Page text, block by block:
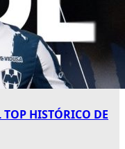
TOP HISTÓRICO DE